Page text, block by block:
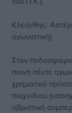
Κλεάνθης-
αγωνιστική)
Στον
ποινή πέντε
χρηματικό
παιχνιδιού
υβριστική